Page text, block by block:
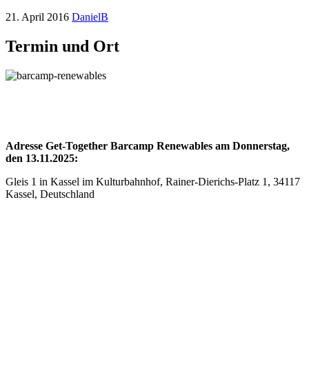
21. April 2016 DanielB
Termin und Ort
Adresse Get-Together Barcamp Renewables am Donnerstag,
den 13.11.2025:
Gleis 1 in Kassel im Kulturbahnhof, Rainer-Dierichs-Platz 1, 34117
Kassel, Deutschland